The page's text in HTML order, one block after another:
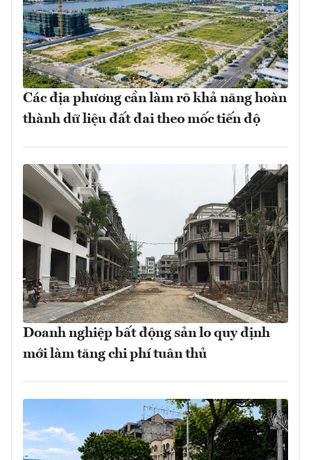
Các địa phương cần làm rõ khả năng hoàn
thành dữ liệu đất đai theo mốc tiến độ
Doanh nghiệp bất động sản lo quy định
mới làm tăng chi phí tuân thủ